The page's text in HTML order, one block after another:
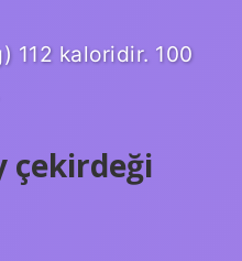
112 kaloridir. 100
çekirdeği